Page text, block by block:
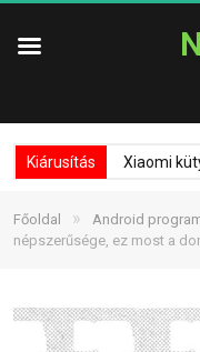
Kiárusítás Xiaomi
Főoldal » Android
népszerűsége, ez most a